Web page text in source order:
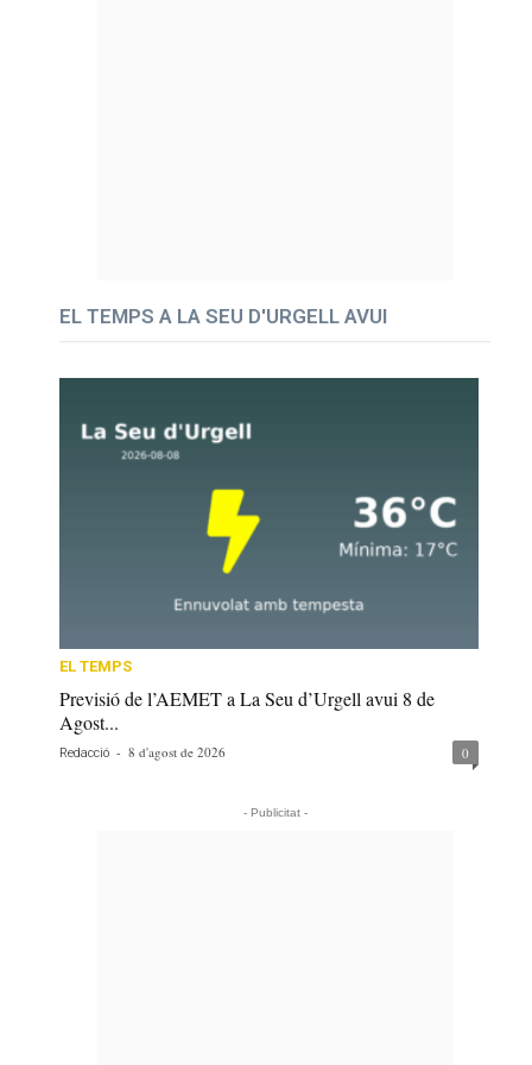
EL TEMPS A LA SEU D'URGELL AVUI
EL TEMPS
Previsió de l’AEMET a La Seu d’Urgell avui 8 de
Agost...
Redacció - 8 d'agost de 2026 0
- Publicitat -